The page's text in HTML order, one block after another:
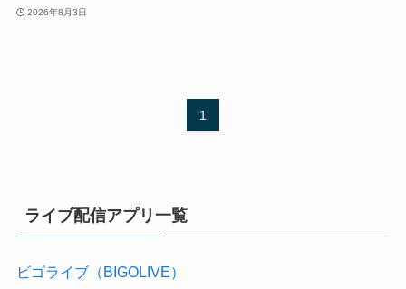
2026年8月3日
1
ライブ配信アプリ一覧
ビゴライブ（BIGOLIVE）